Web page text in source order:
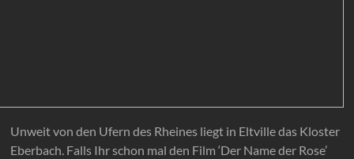
Unweit von den Ufern des Rheines liegt in Eltville das Kloster
Eberbach. Falls Ihr schon mal den Film ‘Der Name der Rose’